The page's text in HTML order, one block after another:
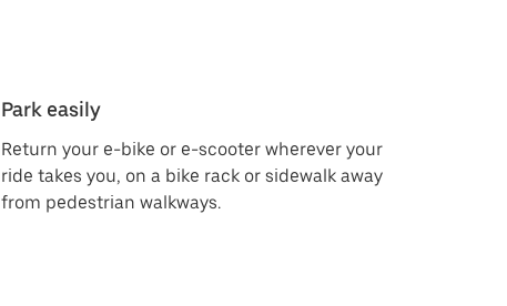
Park easily
Return your e-bike or e-scooter wherever your
ride takes you, on a bike rack or sidewalk away
from pedestrian walkways.